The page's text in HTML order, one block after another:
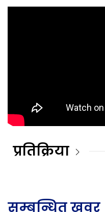
प्रतिक्रिया
सम्बन्धित खवर